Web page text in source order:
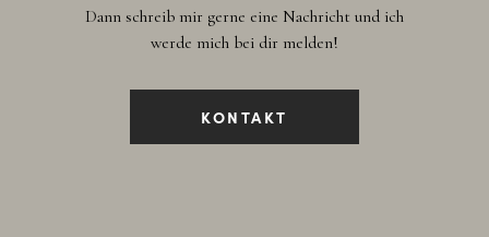
Dann schreib mir gerne eine Nachricht und ich
werde mich bei dir melden!
KONTAKT